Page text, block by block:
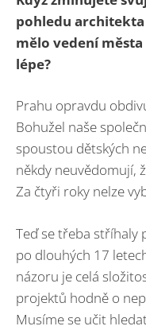
pohledu
mělo vedení města
lépe?
Prahu opravdu
Bohužel naše
spoustou dětských
někdy neuvědomují,
Za čtyři roky nelze
Teď se třeba stříhaly
po dlouhých 17
názoru je celá
projektů hodně o
Musíme se učit